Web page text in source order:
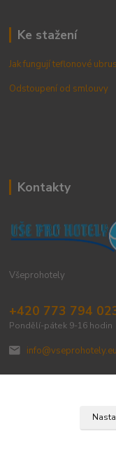
Ke stažení
Jak fungují teflonové
Odstoupení od smlouvy
Kontakty
Všeprohotely
+420 773 794
Pondělí-pátek 9-16 hodin
info@vseprohotely.eu